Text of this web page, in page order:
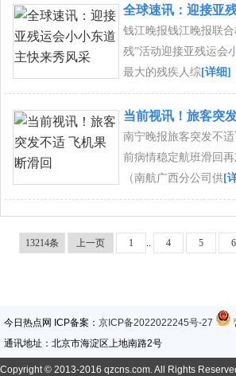
全球速讯：迎接亚
钱江晚报钱江晚报联
残”活动迎接亚残运会
最大的残疾人综[详细]
当前视讯！旅客突
南宁晚报旅客突发不
前病情稳定航班滑回
（南航广西分公司供[
13214条 上一页 1 .. 4 5 6
今日热点网 ICP备案： 京ICP备2022022245号-27
通讯地址：北京市海淀区上地南路2号
Copyright © 2013-2016 qzcns.com. All Rights